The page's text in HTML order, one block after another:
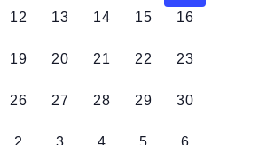
0
12
0
13
0
14
0
15
0
16
0
19
0
20
0
21
0
22
0
23
0
26
0
27
0
28
0
29
0
30
0
0
0
0
0